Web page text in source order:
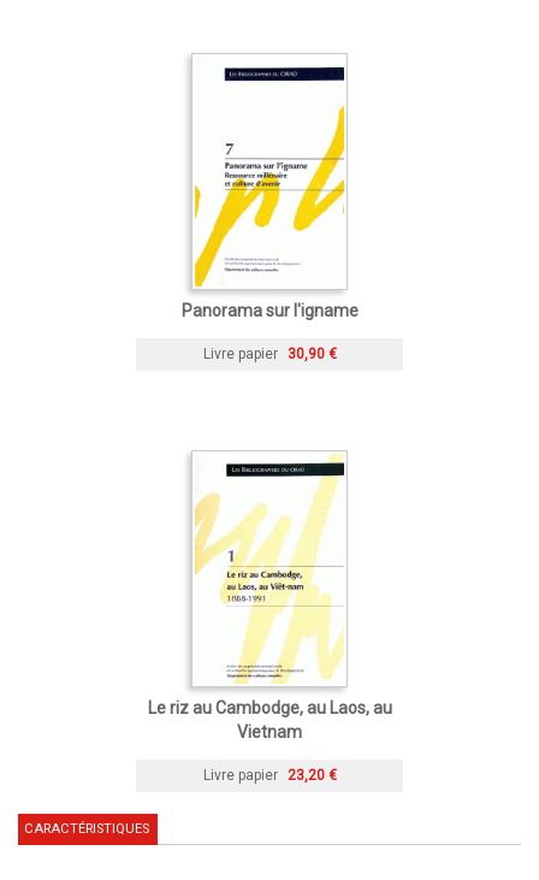
Panorama sur l'igname
Livre papier 30,90 €
Le riz au Cambodge, au Laos, au
Vietnam
Livre papier 23,20 €
CARACTÉRISTIQUES